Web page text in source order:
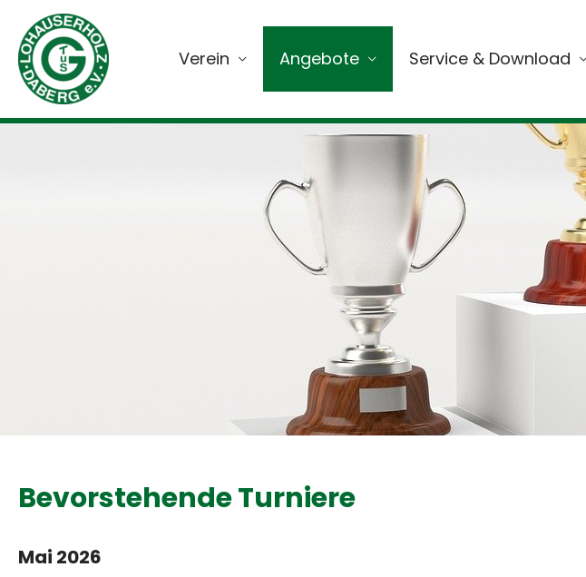
Verein Angebote Service & Download
Bevorstehende Turniere
Mai 2026